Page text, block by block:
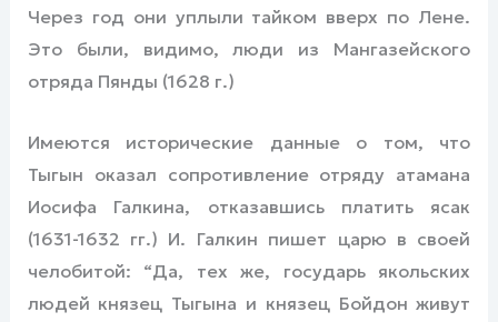
Через год они уплыли тайком вверх по Лене.
Это были, видимо, люди из Мангазейского
отряда Пянды (1628 г.)
Имеются исторические данные о том, что
Тыгын оказал сопротивление отряду атамана
Иосифа Галкина, отказавшись платить ясак
(1631-1632 гг.) И. Галкин пишет царю в своей
челобитой: “Да, тех же, государь якольских
людей князец Тыгына и князец Бойдон живут